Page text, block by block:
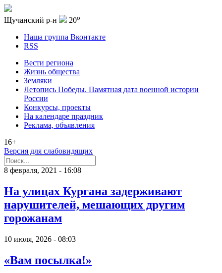
Щучанский р-н 20o
Наша группа Вконтакте
RSS
Вести региона
Жизнь общества
Земляки
Летопись Победы. Памятная дата военной истории
России
Конкурсы, проекты
На календаре праздник
Реклама, объявления
16+
Версия для слабовидящих
8 февраля, 2021 - 16:08
На улицах Кургана задерживают
нарушителей, мешающих другим
горожанам
10 июля, 2026 - 08:03
«Вам посылка!»